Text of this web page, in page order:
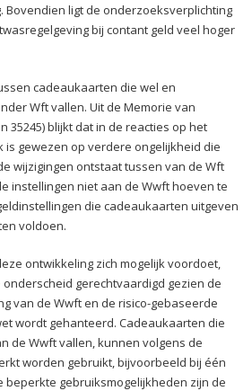
Bovendien ligt de onderzoeksverplichting
bij contant geld veel hoger
cadeaukaarten die wel en
Wft vallen. Uit de Memorie van
35245) blijkt dat in de reacties op het
gewezen op verdere ongelijkheid die
wijzigingen ontstaat tussen van de Wft
instellingen niet aan de Wwft hoeven te
die cadeaukaarten uitgeven
voldoen.
ontwikkeling zich mogelijk voordoet,
gerechtvaardigd gezien de
van de Wwft en de risico-gebaseerde
wordt gehanteerd. Cadeaukaarten die
de Wwft vallen, kunnen volgens de
worden gebruikt, bijvoorbeeld bij één
beperkte gebruiksmogelijkheden zijn de